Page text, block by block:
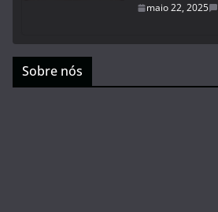
maio 22, 2025
Sobre nós